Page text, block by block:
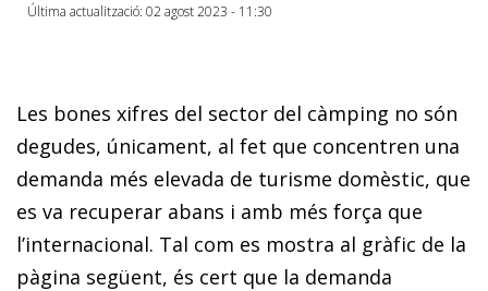
Última actualització: 02 agost 2023 - 11:30
Les bones xifres del sector del càmping no són
degudes, únicament, al fet que concentren una
demanda més elevada de turisme domèstic, que
es va recuperar abans i amb més força que
l’internacional. Tal com es mostra al gràfic de la
pàgina següent, és cert que la demanda